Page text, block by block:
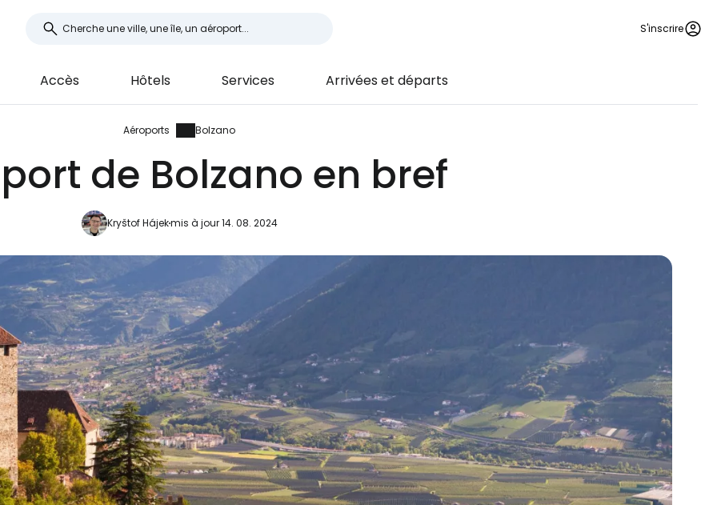
S'inscrire
Accès Hôtels Services Arrivées et départs
Aéroports Bolzano
de Bolzano en bref
Kryštof Hájekmis à jour 14. 08. 2024